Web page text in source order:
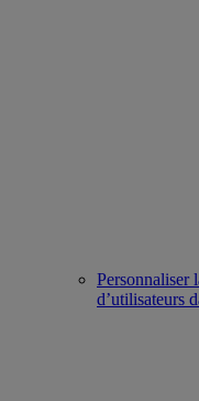
Personnaliser
d’utilisateurs